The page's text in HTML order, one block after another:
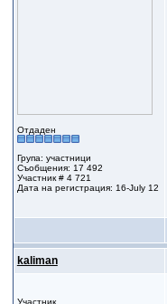
Отдаден
Група: участници
Съобщения: 17 492
Участник # 4 721
Дата на регистрация: 16-July 12
kaliman
Участник